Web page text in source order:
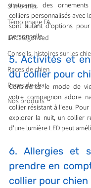
S'informer
Témoignage FA
Uncategorized
Conseils, histoires sur les
Races de chien
Races de chat
Nos produits
amusants, des
colliers personnalisés avec
sont autant d'options
personnelle.
5. Activités et
du collier pour
Considérez le mode de
votre compagnon adore
collier résistant à l'eau.
explorer la nuit, un collier
d'une lumière LED peut
6. Allergies et
prendre en
collier pour chien